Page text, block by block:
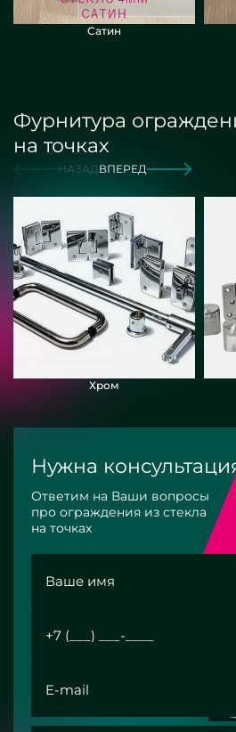
Сатин
Фурнитура
на точках
НАЗАДВПЕРЕД
Хром
Нужна
Ответим на Ваши вопросы
про ограждения из стекла
на точках